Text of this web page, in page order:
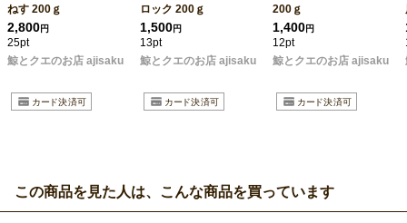
ねす 200ｇ
2,800円
25pt
鯨とクエのお店 ajisaku
ロック 200ｇ
1,500円
13pt
鯨とクエのお店 ajisaku
200ｇ
1,400円
12pt
鯨とクエのお店 ajisaku
この商品を見た人は、こんな商品を買っています